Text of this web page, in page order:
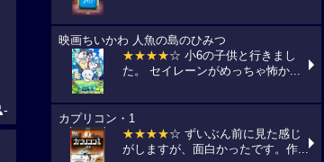
-
映画ちいかわ 人魚の島のひみつ
★★★★☆ 小6の子供と行きまし
た。 セイレーンがめっちゃ怖か...
カプリコン・1
★★★★☆ ずいぶん前に見た感じ
がしますが、面白かったです。作...